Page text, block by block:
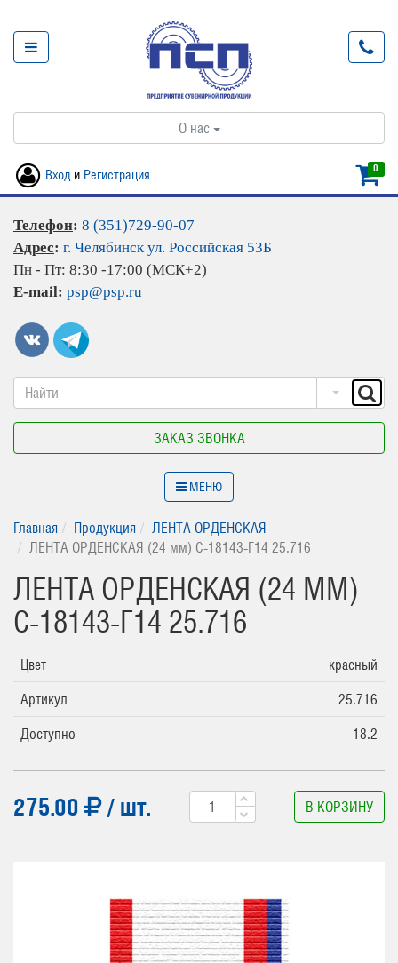
О нас
0
Вход и Регистрация
Телефон: 8 (351)729-90-07
Адрес: г. Челябинск ул. Российская 53Б
Пн - Пт: 8:30 -17:00 (МСК+2)
E-mail: psp@psp.ru
ЗАКАЗ ЗВОНКА
МЕНЮ
Главная Продукция
ЛЕНТА ОРДЕНСКАЯ
ЛЕНТА ОРДЕНСКАЯ (24 мм) С-18143-Г14 25.716
ЛЕНТА ОРДЕНСКАЯ (24 ММ)
С-18143-Г14 25.716
Цвет
красный
Артикул
25.716
Доступно
18.2
275.00 / шт. В КОРЗИНУ